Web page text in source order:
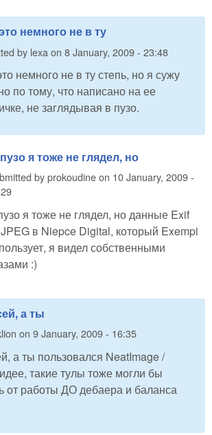
немного не в ту
by lexa on 8 January, 2009 - 23:48
немного не в ту степь, но я сужу
по тому, что написано на ее
не заглядывая в пузо.
я тоже не глядел, но
byprokoudineon 10 January, 2009 -
я тоже не глядел, но данные Exif
в Niepce Digital, который Exempi
я видел собственными
:)
а ты
on 9 January, 2009 - 16:35
а ты пользовался NeatImage /
такие тулы тоже могли бы
от работы ДО дебаера и баланса